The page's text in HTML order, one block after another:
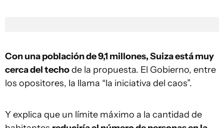
Con una población de 9,1 millones, Suiza está muy
cerca del techode la propuesta. El Gobierno, entre
los opositores, la llama “la iniciativa del caos”.
Y explica que un límite máximo a la cantidad de